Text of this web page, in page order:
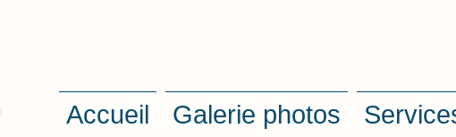
Accueil Galerie photos